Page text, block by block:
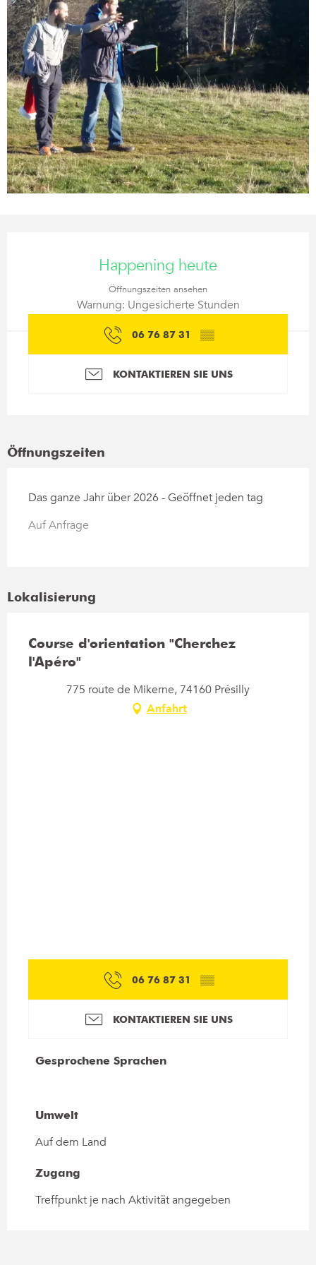
Happening heute
Öffnungszeiten ansehen
Warnung: Ungesicherte Stunden
06 76 87 31 ▒▒
KONTAKTIEREN SIE UNS
Öffnungszeiten
Das ganze Jahr über 2026 - Geöffnet jeden tag
Auf Anfrage
Lokalisierung
Course d'orientation "Cherchez
l'Apéro"
775 route de Mikerne, 74160 Présilly
Anfahrt
06 76 87 31 ▒▒
KONTAKTIEREN SIE UNS
Gesprochene Sprachen
Gesprochene Sprachen
Umwelt
Umwelt
Auf dem Land
Zugang
Zugang
Treffpunkt je nach Aktivität angegeben